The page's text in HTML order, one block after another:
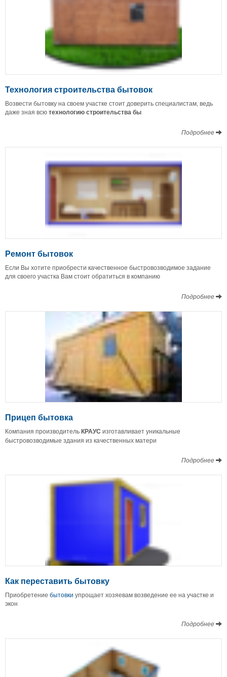
Технология строительства бытовок
Возвести бытовку на своем участке стоит доверить специалистам, ведь
даже зная всютехнологию строительства бы
Подробнее
Ремонт бытовок
Если Вы хотите приобрести качественное быстровозводимое задание
для своего участка Вам стоит обратиться в компанию
Подробнее
Прицеп бытовка
Компания производительКРАУС изготавливает уникальные
быстровозводимые здания из качественных матери
Подробнее
Как переставить бытовку
Приобретение бытовки упрощает хозяевам возведение ее на участке и
экон
Подробнее